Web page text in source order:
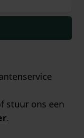
stuur ons een
.